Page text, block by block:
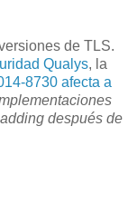
de TLS.
Qualys, la
8730 afecta a
después de